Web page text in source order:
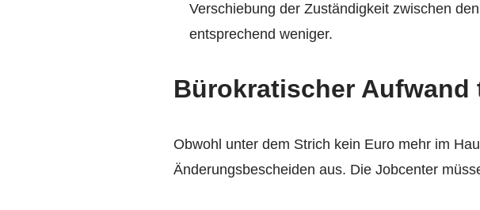
Verschiebung der Zuständigkeit zwischen
entsprechend weniger.
Bürokratischer Aufwand
Obwohl unter dem Strich kein Euro mehr im
Änderungsbescheiden aus. Die Jobcenter